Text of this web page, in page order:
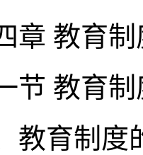
教育制
教育制
育制度